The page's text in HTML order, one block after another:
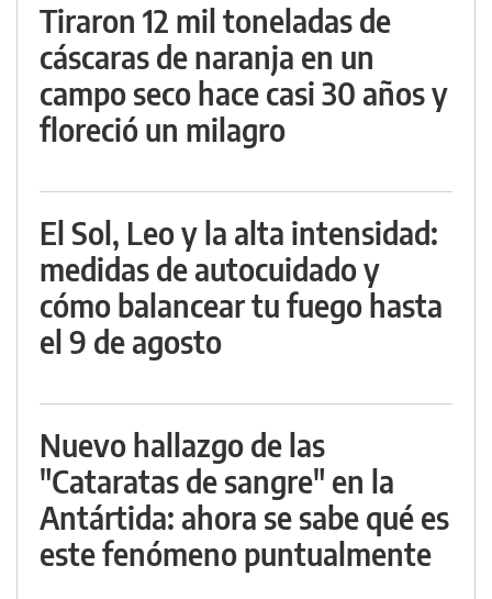
Tiraron 12 mil toneladas de
cáscaras de naranja en un
campo seco hace casi 30 años y
floreció un milagro
El Sol, Leo y la alta intensidad:
medidas de autocuidado y
cómo balancear tu fuego hasta
el 9 de agosto
Nuevo hallazgo de las
"Cataratas de sangre" en la
Antártida: ahora se sabe qué es
este fenómeno puntualmente